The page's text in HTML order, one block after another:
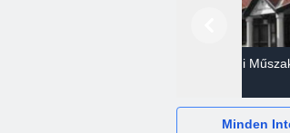
Gazdasági
Minden